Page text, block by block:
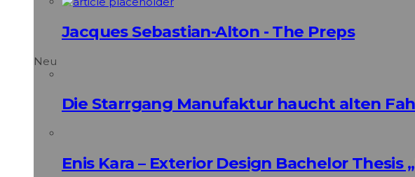
Jacques Sebastian-Alton - The Preps
Neu
Die Starrgang Manufaktur haucht alten
Enis Kara – Exterior Design Bachelor Thesis